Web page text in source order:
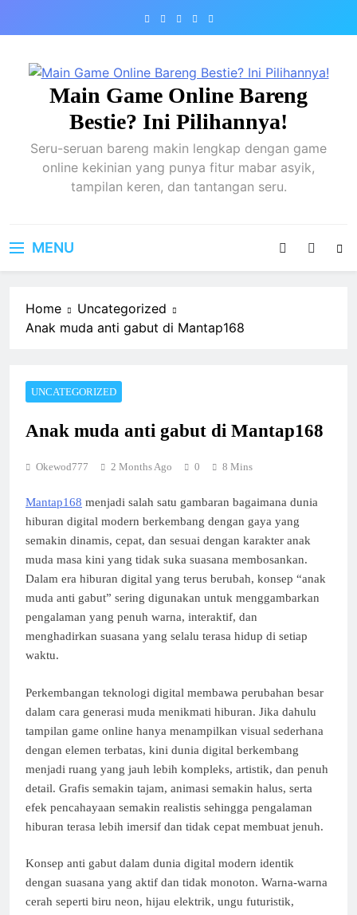
Main Game Online Bareng
Bestie? Ini Pilihannya!
Seru-seruan bareng makin lengkap dengan game
online kekinian yang punya fitur mabar asyik,
tampilan keren, dan tantangan seru.
MENU
Home
Uncategorized
Anak muda anti gabut di Mantap168
UNCATEGORIZED
Anak muda anti gabut di Mantap168
Okewod777 2 Months Ago 0 8 Mins
Mantap168 menjadi salah satu gambaran bagaimana dunia
hiburan digital modern berkembang dengan gaya yang
semakin dinamis, cepat, dan sesuai dengan karakter anak
muda masa kini yang tidak suka suasana membosankan.
Dalam era hiburan digital yang terus berubah, konsep “anak
muda anti gabut” sering digunakan untuk menggambarkan
pengalaman yang penuh warna, interaktif, dan
menghadirkan suasana yang selalu terasa hidup di setiap
waktu.
Perkembangan teknologi digital membawa perubahan besar
dalam cara generasi muda menikmati hiburan. Jika dahulu
tampilan game online hanya menampilkan visual sederhana
dengan elemen terbatas, kini dunia digital berkembang
menjadi ruang yang jauh lebih kompleks, artistik, dan penuh
detail. Grafis semakin tajam, animasi semakin halus, serta
efek pencahayaan semakin realistis sehingga pengalaman
hiburan terasa lebih imersif dan tidak cepat membuat jenuh.
Konsep anti gabut dalam dunia digital modern identik
dengan suasana yang aktif dan tidak monoton. Warna-warna
cerah seperti biru neon, hijau elektrik, ungu futuristik,